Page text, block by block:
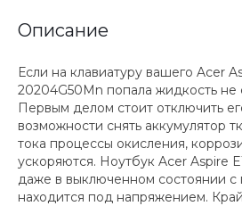
Описание
Если на клавиатуру вашего Acer
20204G50Mn попала жидкость не
Первым делом стоит отключить
возможности снять аккумулятор
тока процессы окисления,
ускоряются. Ноутбук Acer Aspire
даже в выключенном состоянии
находится под напряжением.